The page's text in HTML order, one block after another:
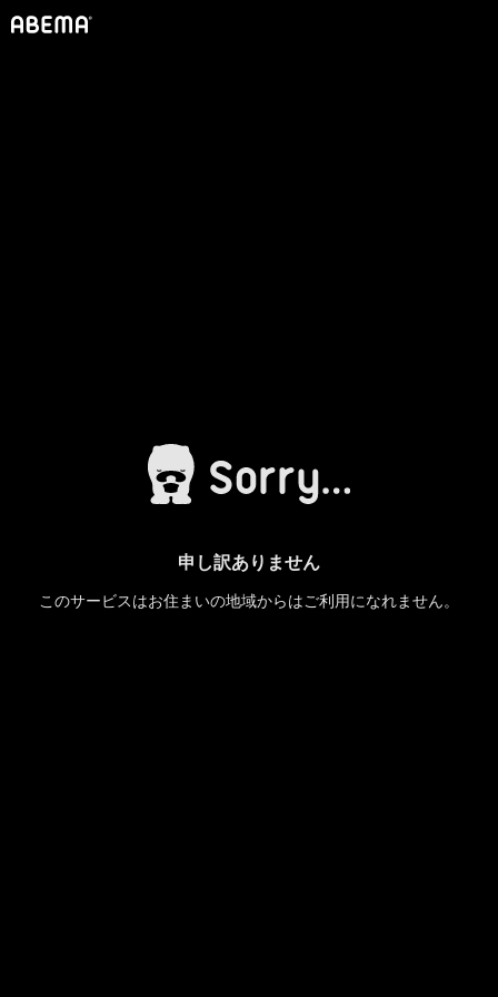
申し訳ありません
このサービスはお住まいの地域からはご利用になれません。